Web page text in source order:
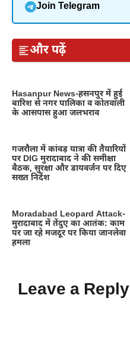
Join Telegram
और पढ़ें
Hasanpur News-हसनपुर में हुई
बारिश से नगर पालिका व कोतवाली
के आसपास हुआ जलभराव
गजरौला में कांवड़ यात्रा की तैयारियों
पर DIG मुरादाबाद ने की समीक्षा
बैठक, सुरक्षा और डायवर्जन पर दिए
सख्त निर्देश
Moradabad Leopard Attack-
मुरादाबाद में तेंदुए का आतंक: काम
पर जा रहे मजदूर पर किया जानलेवा
हमला
Leave a Reply